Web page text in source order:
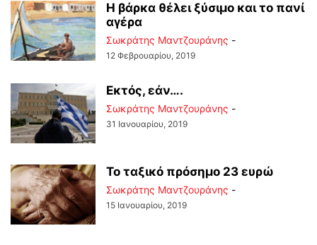
Η βάρκα θέλει ξύσιμο και το πανί
αγέρα
Σωκράτης Μαντζουράνης -
12 Φεβρουαρίου, 2019
Εκτός, εάν….
Σωκράτης Μαντζουράνης -
31 Ιανουαρίου, 2019
Το ταξικό πρόσημο 23 ευρώ
Σωκράτης Μαντζουράνης -
15 Ιανουαρίου, 2019